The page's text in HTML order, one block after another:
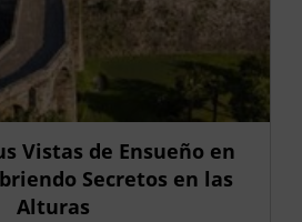
Vistas de Ensueño en
Secretos en las
Alturas